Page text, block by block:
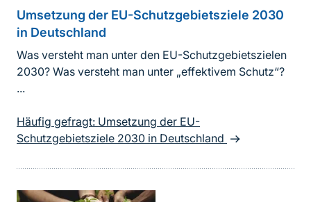
Umsetzung der EU-Schutzgebietsziele 2030
in Deutschland
Was versteht man unter den EU-Schutzgebietszielen
2030? Was versteht man unter „effektivem Schutz“?
...
Häufig gefragt: Umsetzung der EU-
Schutzgebietsziele 2030 in Deutschland